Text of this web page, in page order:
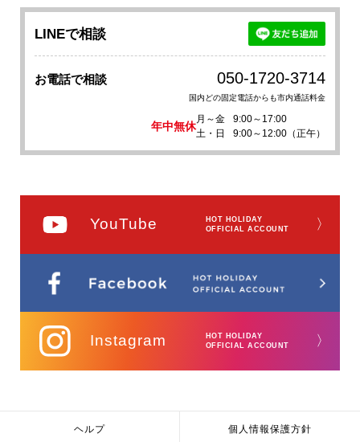
LINEで相談
お電話で相談 050-1720-3714
国内どの固定電話からも市内通話料金
年中無休
月～金
9:00～17:00
土・日
9:00～12:00（正午）
YouTube
HOT HOLIDAY
OFFICIAL ACCOUNT
〉
Instagram
HOT HOLIDAY
OFFICIAL ACCOUNT
〉
ヘルプ 個人情報保護方針